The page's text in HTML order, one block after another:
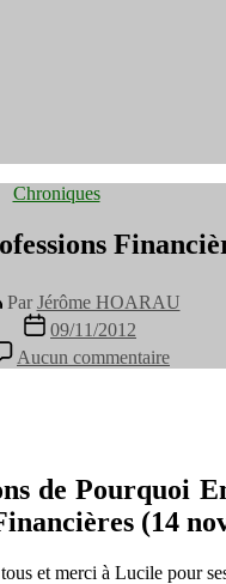
Catégories
Chroniques
Par Jérôme HOARAU
Date
l’article
09/11/2012
Aucun commentaire
7e
et
de Pourquoi
(14
et merci à Lucile pour